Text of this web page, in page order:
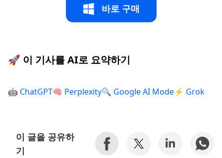
바로 구매
🚀 이 기사를 AI로 요약하기
🤖 ChatGPT🧠 Perplexity🔍 Google AI Mode⚡ Grok
이 글을 공유하
기